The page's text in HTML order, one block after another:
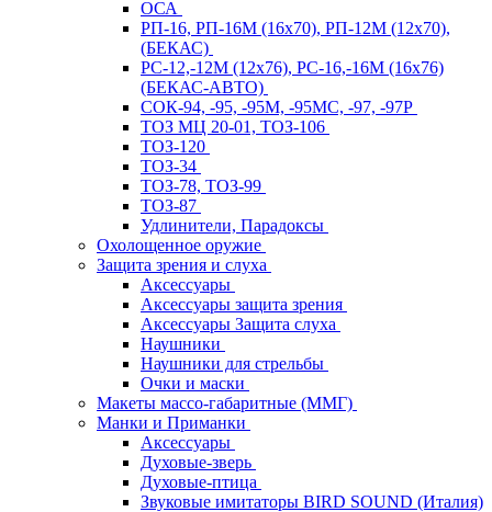
ОСА
РП-16, РП-16М (16х70), РП-12М (12х70),
(БЕКАС)
РС-12,-12М (12х76), РС-16,-16М (16х76)
(БЕКАС-АВТО)
СОК-94, -95, -95М, -95МС, -97, -97Р
ТОЗ МЦ 20-01, ТОЗ-106
ТОЗ-120
ТОЗ-34
ТОЗ-78, ТОЗ-99
ТОЗ-87
Удлинители, Парадоксы
Охолощенное оружие
Защита зрения и слуха
Аксессуары
Аксессуары защита зрения
Аксессуары Защита слуха
Наушники
Наушники для стрельбы
Очки и маски
Макеты массо-габаритные (ММГ)
Манки и Приманки
Аксессуары
Духовые-зверь
Духовые-птица
Звуковые имитаторы BIRD SOUND (Италия)